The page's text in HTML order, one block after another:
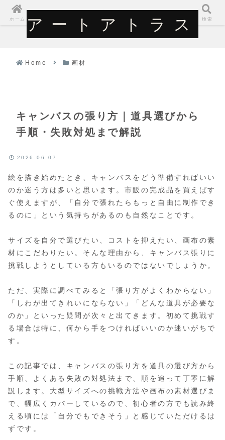
アートアトラス
Home 画材
キャンバスの張り方｜道具選びから
手順・失敗対処まで解説
2026.06.07
絵を描き始めたとき、キャンバスをどう準備すればいい
のか迷う方は多いと思います。市販の完成品を買えばす
ぐ使えますが、「自分で張れたらもっと自由に制作でき
るのに」という気持ちがあるのも自然なことです。
サイズを自分で選びたい、コストを抑えたい、画布の素
材にこだわりたい。そんな理由から、キャンバス張りに
挑戦しようとしている方もいるのではないでしょうか。
ただ、実際に調べてみると「張り方がよくわからない」
「しわが出てきれいにならない」「どんな道具が必要な
のか」といった疑問が次々と出てきます。初めて挑戦す
る場合は特に、何から手をつければいいのか迷いがちで
す。
この記事では、キャンバスの張り方を道具の選び方から
手順、よくある失敗の対処法まで、順を追って丁寧に解
説します。大型サイズへの挑戦方法や画布の素材選びま
で、幅広くカバーしているので、初心者の方でも読み終
える頃には「自分でもできそう」と感じていただけるは
ずです。
ホーム
アートアトラス
検索